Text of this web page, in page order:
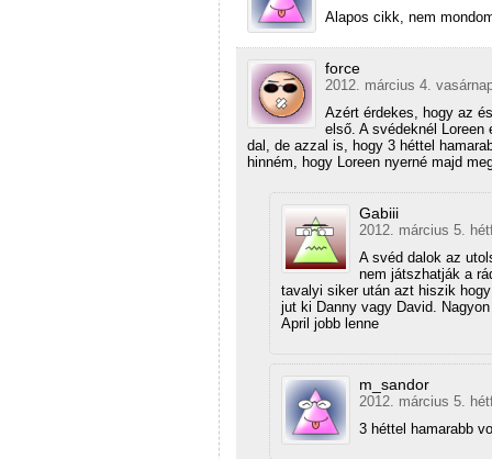
Alapos cikk, nem
force
2012. március 4.
Azért érdekes, hogy az
első. A svédeknél
dal, de azzal is, hogy 3 héttel
hinném, hogy Loreen nyerné majd
Gabiii
2012. március 5.
A svéd dalok az
nem játszhatják a
tavalyi siker után azt hiszik
jut ki Danny vagy David.
April jobb lenne
m_sandor
2012. március 5.
3 héttel hamarabb